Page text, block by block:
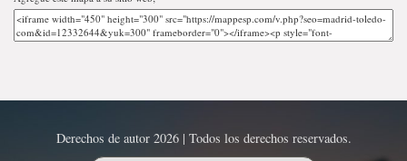
Derechos de autor 2026 | Todos los derechos reservados.